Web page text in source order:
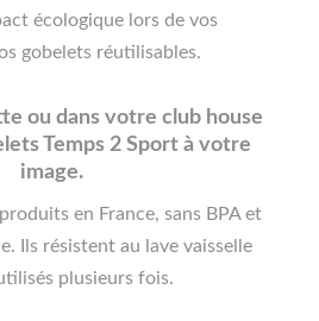
écologique lors de vos
gobelets réutilisables.
ou dans votre club house
Temps 2 Sport à votre
image.
en France, sans BPA et
Ils résistent au lave vaisselle
plusieurs fois.